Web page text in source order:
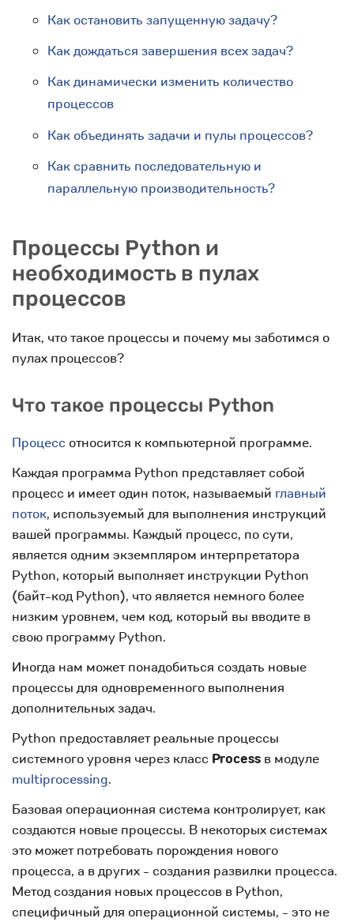
Как остановить запущенную задачу?
Как дождаться завершения всех задач?
Как динамически изменить количество
процессов
Как объединять задачи и пулы процессов?
Как сравнить последовательную и
параллельную производительность?
Процессы Python и
необходимость в пулах
процессов
Итак, что такое процессы и почему мы заботимся о
пулах процессов?
Что такое процессы Python
Процесс относится к компьютерной программе.
Каждая программа Python представляет собой
процесс и имеет один поток, называемый главный
поток, используемый для выполнения инструкций
вашей программы. Каждый процесс, по сути,
является одним экземпляром интерпретатора
Python, который выполняет инструкции Python
(байт-код Python), что является немного более
низким уровнем, чем код, который вы вводите в
свою программу Python.
Иногда нам может понадобиться создать новые
процессы для одновременного выполнения
дополнительных задач.
Python предоставляет реальные процессы
системного уровня через класс Process в модуле
multiprocessing.
Базовая операционная система контролирует, как
создаются новые процессы. В некоторых системах
это может потребовать порождения нового
процесса, а в других - создания развилки процесса.
Метод создания новых процессов в Python,
специфичный для операционной системы, - это не